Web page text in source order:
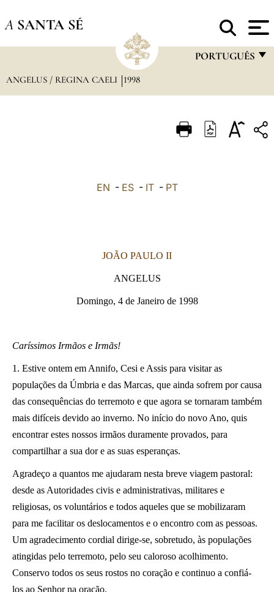
A SANTA SÉ
PORTUGUÊS
ITALIANO
LATINE
ANGELUS / REGINA CAELI 1998
EN - ES- IT- PT
JOÃO PAULO II
ANGELUS
Domingo, 4 de Janeiro de 1998
Caríssimos Irmãos e Irmãs!
1. Estive ontem em Annifo, Cesi e Assis para visitar as
populações da Úmbria e das Marcas, que ainda sofrem por causa
das consequências do terremoto e que agora se tornaram também
mais difíceis devido ao inverno. No início do novo Ano, quis
encontrar estes nossos irmãos duramente provados, para
compartilhar a sua dor e as suas esperanças.
Agradeço a quantos me ajudaram nesta breve viagem pastoral:
desde as Autoridades civis e administrativas, militares e
religiosas, os voluntários e todos aqueles que se mobilizaram
para me facilitar os deslocamentos e o encontro com as pessoas.
Um agradecimento cordial dirige-se, sobretudo, às populações
atingidas pelo terremoto, pelo seu caloroso acolhimento.
Conservo todos os seus rostos no coração e continuo a confiá-
los ao Senhor na oração.